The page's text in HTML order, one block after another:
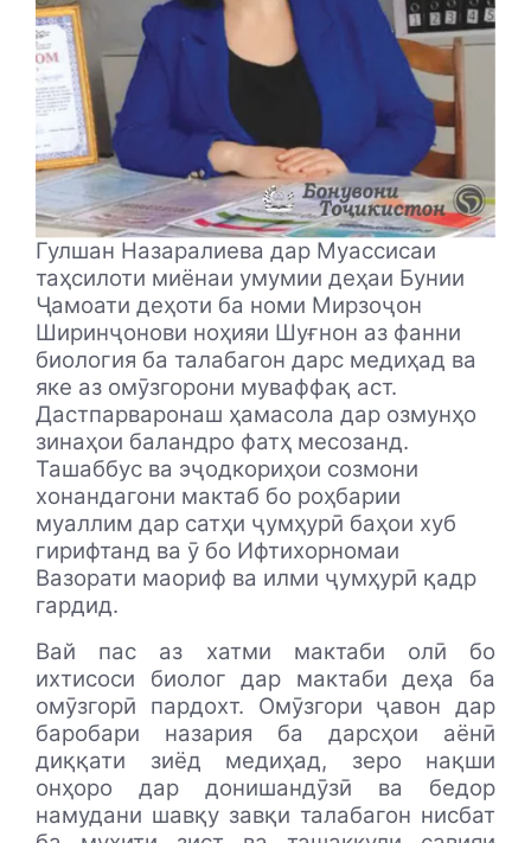
Гулшан Назаралиева дар Муассисаи
таҳсилоти миёнаи умумии деҳаи Бунии
Ҷамоати деҳоти ба номи Мирзоҷон
Ширинҷонови ноҳияи Шуғнон аз фанни
биология ба талабагон дарс медиҳад ва
яке аз омӯзгорони муваффақ аст.
Дастпарваронаш ҳамасола дар озмунҳо
зинаҳои баландро фатҳ месозанд.
Ташаббус ва эҷодкориҳои созмони
хонандагони мактаб бо роҳбарии
муаллим дар сатҳи ҷумҳурӣ баҳои хуб
гирифтанд ва ӯ бо Ифтихорномаи
Вазорати маориф ва илми ҷумҳурӣ қадр
гардид.
Вай пас аз хатми мактаби олӣ бо
ихтисоси биолог дар мактаби деҳа ба
омӯзгорӣ пардохт. Омӯзгори ҷавон дар
баробари назария ба дарсҳои аёнӣ
диққати зиёд медиҳад, зеро нақши
онҳоро дар донишандӯзӣ ва бедор
намудани шавқу завқи талабагон нисбат